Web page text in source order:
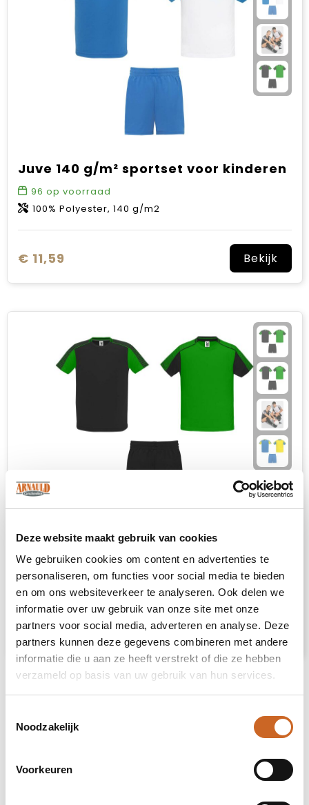
Deze website maakt gebruik van cookies
We gebruiken cookies om content en advertenties te
personaliseren, om functies voor social media te bieden
en om ons websiteverkeer te analyseren. Ook delen we
informatie over uw gebruik van onze site met onze
partners voor social media, adverteren en analyse. Deze
partners kunnen deze gegevens combineren met andere
informatie die u aan ze heeft verstrekt of die ze hebben
verzameld op basis van uw gebruik van hun services.
Noodzakelijk
Voorkeuren
Sinterklaas
Verjaardagen
Voetbal, EK en WK
Zomerpakketten
Juve 140 g/m² sportset voor kinderen
96 op voorraad
100% Polyester, 140 g/m2
€ 11,59 Bekijk
Juve unisex sportset
143op voorraad
100% Polyester, 140 g/m2
€ 13,04 Bekijk